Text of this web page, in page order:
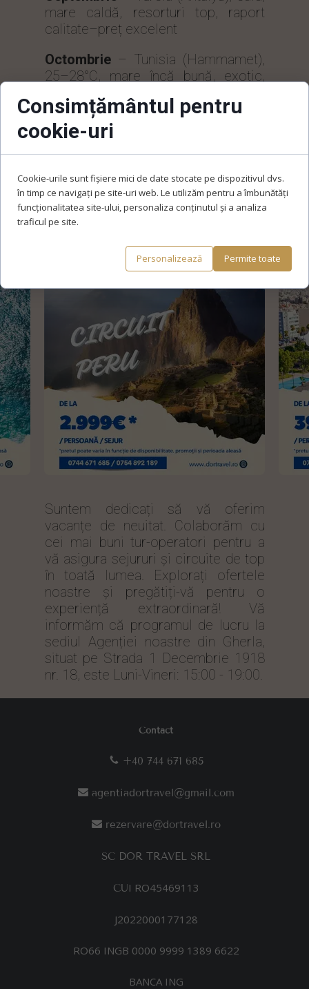
Suntem dedicați să vă oferim
vacanțe de neuitat. Colaborăm cu
cei mai buni tur-operatori pentru a
vă asigura sejururi și circuite de top
în toată lumea. Explorați ofertele
noastre și pregătiți-vă pentru o
experiență extraordinară! Vă
informăm că programul de lucru la
sediul Agenției noastre din Gherla,
situat pe Strada 1 Decembrie 1918
nr. 18, este Luni-Vineri: 15:00 - 19:00.
mare caldă, resorturi top, raport
calitate–preț excelent
Octombrie – Tunisia (Hammamet),
25–28°C, mare încă bună, exotic,
Noiembrie– Emiratele Arabe Unite
(Dubai), 28–30°C, plaje urbane,
soare garantat + city break de lux
Decembrie– Thailanda (Phuket /
Krabi), sezon perfect, plaje exotice,
final de an spectaculos.
Contact
+40 744 671 685
agentiadortravel@gmail.com
rezervare@dortravel.ro
SC DOR TRAVEL SRL
CUI RO45469113
J2022000177128
RO66 INGB 0000 9999 1389 6622
BANCA ING
Consimțământul pentru
cookie-uri
Cookie-urile sunt fișiere mici de date stocate pe dispozitivul dvs.
în timp ce navigați pe site-uri web. Le utilizăm pentru a îmbunătăți
funcționalitatea site-ului, personaliza conținutul și a analiza
traficul pe site.
Personalizează Permite toate